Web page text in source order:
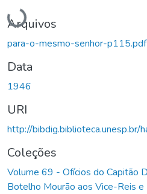
Arquivos
para-o-mesmo-senhor-p115.pdf
Data
1946
URI
http://
Coleções
Volume 69 - Ofícios do Capitão
Botelho Mourão aos Vice-Reis